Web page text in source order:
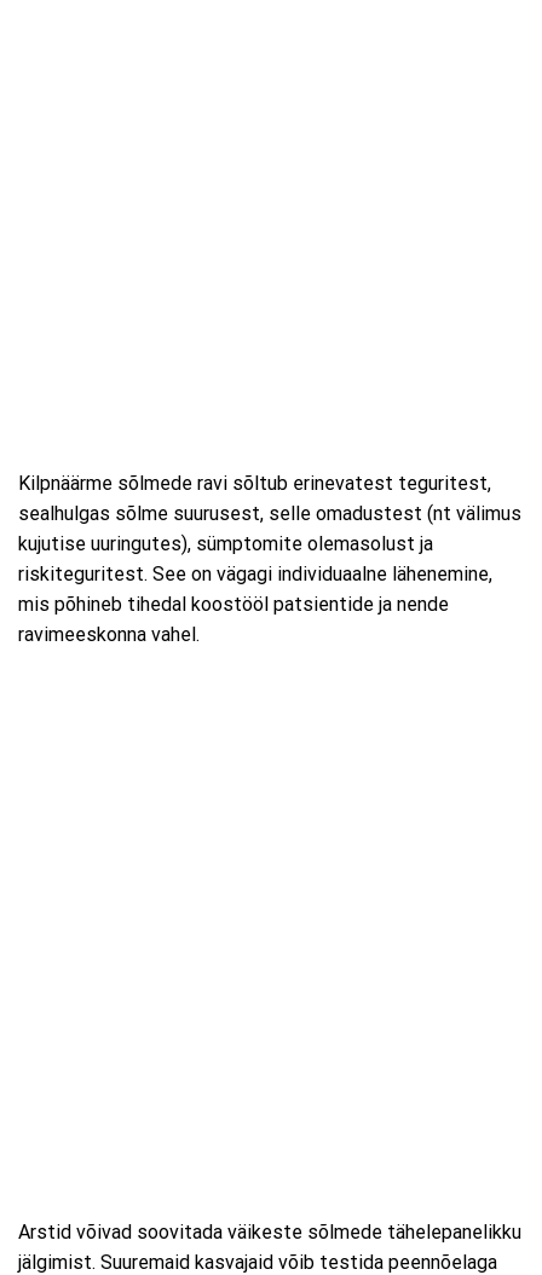
Kilpnäärme sõlmede ravi sõltub erinevatest teguritest,
sealhulgas sõlme suurusest, selle omadustest (nt välimus
kujutise uuringutes), sümptomite olemasolust ja
riskiteguritest. See on vägagi individuaalne lähenemine,
mis põhineb tihedal koostööl patsientide ja nende
ravimeeskonna vahel.
Arstid võivad soovitada väikeste sõlmede tähelepanelikku
jälgimist. Suuremaid kasvajaid võib testida peennõelaga